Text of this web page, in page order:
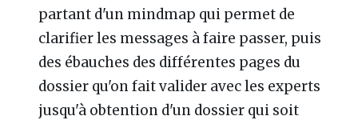
partant d'un mindmap qui permet de
clarifier les messages à faire passer, puis
des ébauches des différentes pages du
dossier qu'on fait valider avec les experts
jusqu'à obtention d'un dossier qui soit